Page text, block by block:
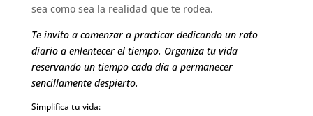
sea como sea la realidad que te rodea.
Te invito a comenzar a practicar dedicando un rato
diario a enlentecer el tiempo. Organiza tu vida
reservando un tiempo cada día a permanecer
sencillamente despierto.
Simplifica tu vida: